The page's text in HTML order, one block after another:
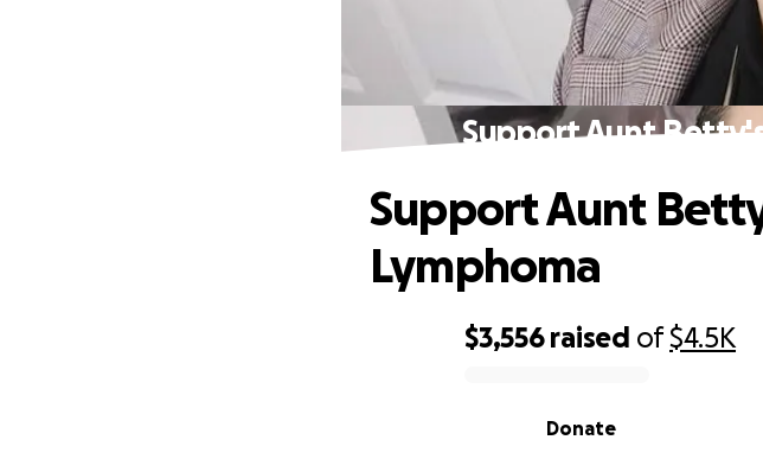
Support Aunt
$3,556 raised of$4.5K
Donate
Support Aunt
Lymphoma